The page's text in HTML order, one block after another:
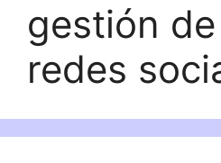
gestión
redes